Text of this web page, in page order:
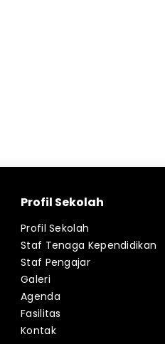
Profil Sekolah
Profil Sekolah
Staf Tenaga Kependidikan
Staf Pengajar
Galeri
Agenda
Fasilitas
Kontak